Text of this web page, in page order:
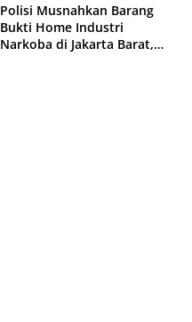
Polisi Musnahkan Barang
Bukti Home Industri
Narkoba di Jakarta Barat,